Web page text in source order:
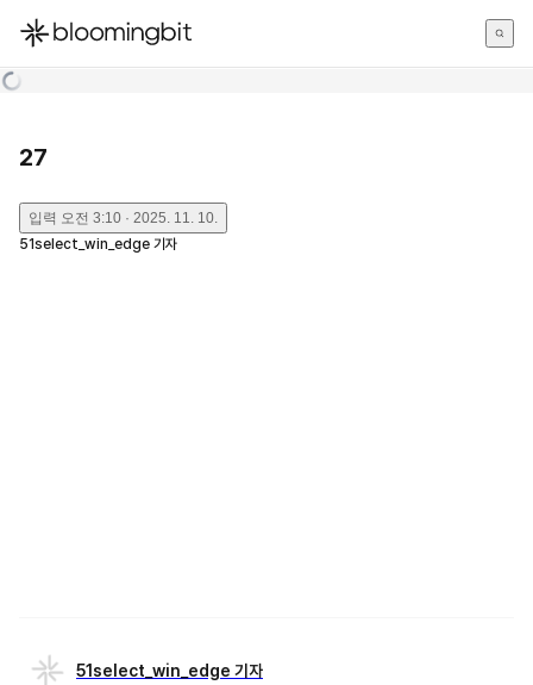
한국어
27
입력 오전 3:10 · 2025. 11. 10.
51select_win_edge 기자
51select_win_edge 기자